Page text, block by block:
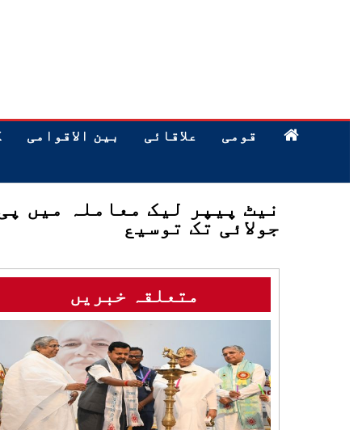
قومی علاقائی بین الاقوامی
جولائی تک توسیع
متعلقہ خبریں